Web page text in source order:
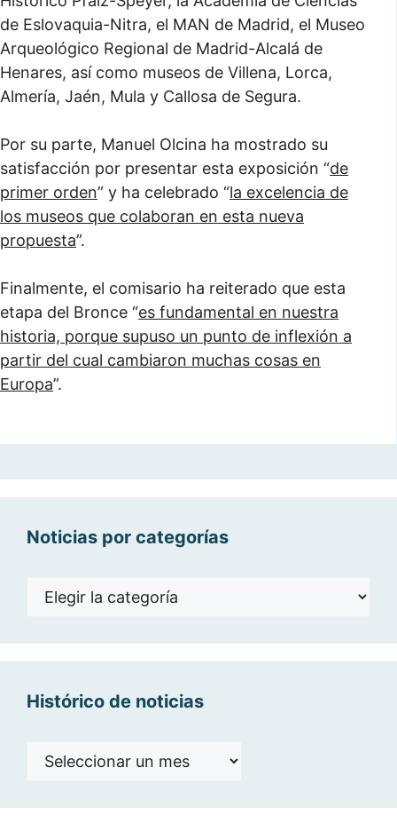
de Eslovaquia-Nitra, el MAN de Madrid, el Museo
Arqueológico Regional de Madrid-Alcalá de
Henares, así como museos de Villena, Lorca,
Almería, Jaén, Mula y Callosa de Segura.
Por su parte, Manuel Olcina ha mostrado su
satisfacción por presentar esta exposición “de
primer orden” y ha celebrado “la excelencia de
los museos que colaboran en esta nueva
propuesta”.
Finalmente, el comisario ha reiterado que esta
etapa del Bronce “es fundamental en nuestra
historia, porque supuso un punto de inflexión a
partir del cual cambiaron muchas cosas en
Europa”.
Noticias por categorías
Noticias
Histórico de noticias
Histórico